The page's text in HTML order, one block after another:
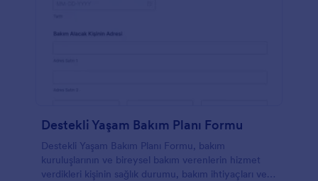
Destekli Yaşam Bakım Planı Formu
Destekli Yaşam Bakım Planı Formu, bakım
kuruluşlarının ve bireysel bakım verenlerin hizmet
verdikleri kişinin sağlık durumu, bakım ihtiyaçları ve